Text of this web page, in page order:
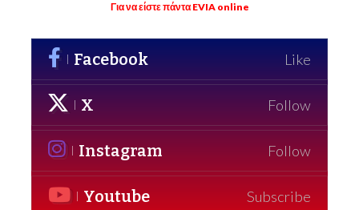
Για να είστε πάντα EVIA online
Facebook Like
X Follow
Instagram Follow
Youtube Subscribe